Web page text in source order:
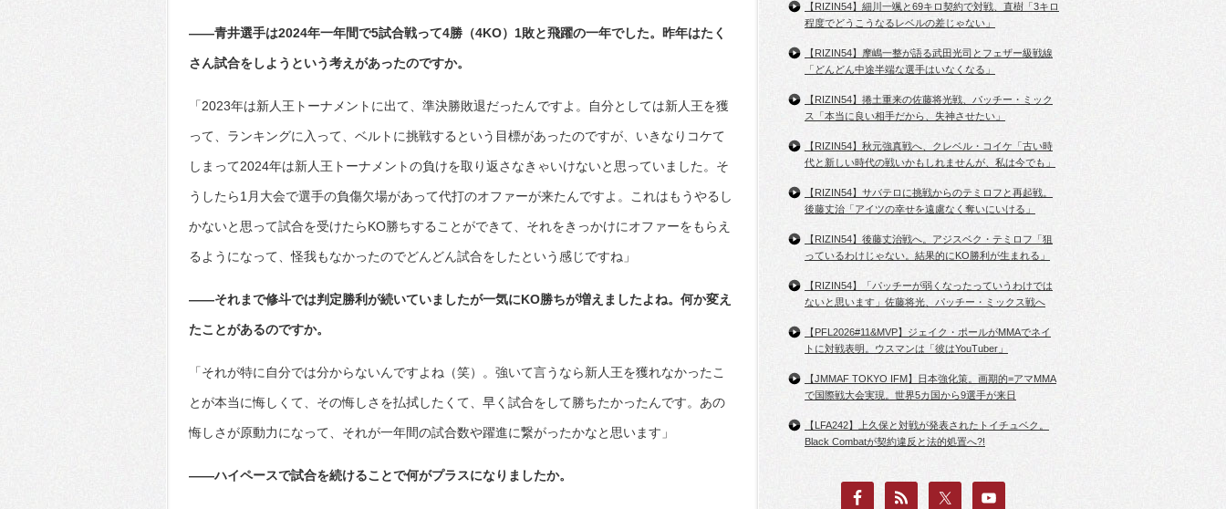
――青井選手は2024年一年間で5試合戦って4勝（4KO）1敗と飛躍の一年でした。昨年はたく
さん試合をしようという考えがあったのですか。
「2023年は新人王トーナメントに出て、準決勝敗退だったんですよ。自分としては新人王を獲
って、ランキングに入って、ベルトに挑戦するという目標があったのですが、いきなりコケて
しまって2024年は新人王トーナメントの負けを取り返さなきゃいけないと思っていました。そ
うしたら1月大会で選手の負傷欠場があって代打のオファーが来たんですよ。これはもうやるし
かないと思って試合を受けたらKO勝ちすることができて、それをきっかけにオファーをもらえ
るようになって、怪我もなかったのでどんどん試合をしたという感じですね」
――それまで修斗では判定勝利が続いていましたが一気にKO勝ちが増えましたよね。何か変え
たことがあるのですか。
「それが特に自分では分からないんですよね（笑）。強いて言うなら新人王を獲れなかったこ
とが本当に悔しくて、その悔しさを払拭したくて、早く試合をして勝ちたかったんです。あの
悔しさが原動力になって、それが一年間の試合数や躍進に繋がったかなと思います」
――ハイペースで試合を続けることで何がプラスになりましたか。
【RIZIN54】細川一颯と69キロ契約で対戦、直樹「3キロ
程度でどうこうなるレベルの差じゃない」
【RIZIN54】摩嶋一整が語る武田光司とフェザー級戦線
「どんどん中途半端な選手はいなくなる」
【RIZIN54】捲土重来の佐藤将光戦、パッチー・ミック
ス「本当に良い相手だから、失神させたい」
【RIZIN54】秋元強真戦へ、クレベル・コイケ「古い時
代と新しい時代の戦いかもしれませんが、私は今でも」
【RIZIN54】サバテロに挑戦からのテミロフと再起戦。
後藤丈治「アイツの幸せを遠慮なく奪いにいける」
【RIZIN54】後藤丈治戦へ。アジスベク・テミロフ「狙
っているわけじゃない。結果的にKO勝利が生まれる」
【RIZIN54】「パッチーが弱くなったっていうわけでは
ないと思います」佐藤将光、パッチー・ミックス戦へ
【PFL2026#11&MVP】ジェイク・ポールがMMAでネイ
トに対戦表明。ウスマンは「彼はYouTuber」
【JMMAF TOKYO IFM】日本強化策。画期的=アマMMA
で国際戦大会実現。世界5カ国から9選手が来日
【LFA242】上久保と対戦が発表されたトイチュベク。
Black Combatが契約違反と法的処置へ?!